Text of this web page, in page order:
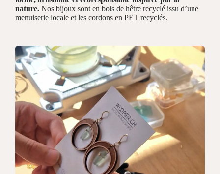
nature. Nos bijoux sont en bois de hêtre recyclé issu d’une
menuiserie locale et les cordons en PET recyclés.